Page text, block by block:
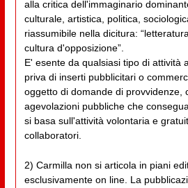
alla critica dell'immaginario
culturale, artistica, politica,
riassumibile nella dicitura:
cultura d'opposizione”.
E' esente da qualsiasi tipo di attività
priva di inserti pubblicitari o
oggetto di domande di provvidenze,
agevolazioni pubbliche che
si basa sull'attività volontaria e
collaboratori.
2) Carmilla non si articola in piani
esclusivamente on line. La